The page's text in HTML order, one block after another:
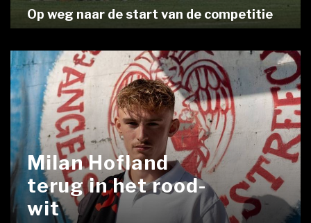
Op weg naar de start van de competitie
Milan Hofland
terug in het rood-
wit